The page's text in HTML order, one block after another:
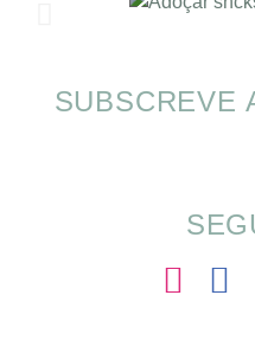
Alimentação nas
SUBSCREVE